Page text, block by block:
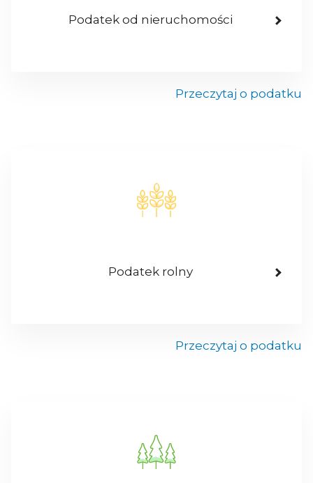
Podatek od nieruchomości
Przeczytaj o podatku
Podatek rolny
Przeczytaj o podatku